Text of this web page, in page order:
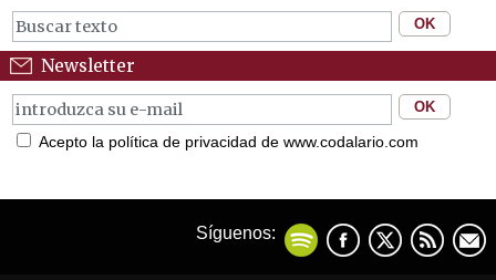
Newsletter
Acepto la política de privacidad de www.codalario.com
Síguenos: